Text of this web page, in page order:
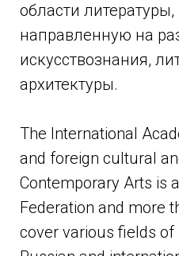
области
направленную на
искусствознания,
архитектуры.
The International
and foreign cultural
Contemporary Arts is
Federation and more
cover various fields